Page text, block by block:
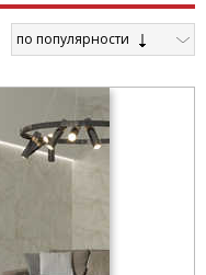
по популярности